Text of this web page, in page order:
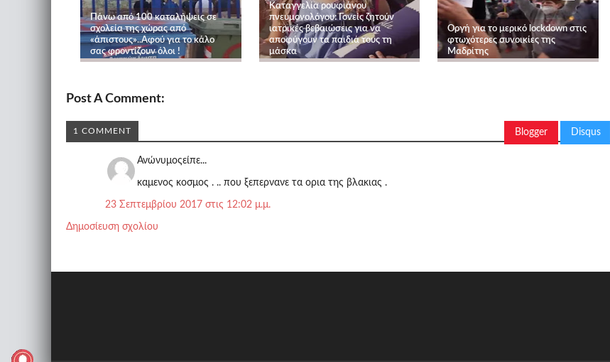
Πάνω από 100 καταλήψεις σε
σχολεία της χώρας από
«άπιστους»..Αφού για το κάλο
σας φροντίζουν όλοι !
Καταγγελία ρουφιάνου
πνευμονολόγου: Γονείς ζητούν
ιατρικές βεβαιώσεις για να
αποφύγουν τα παιδιά τους τη
μάσκα
Οργή για το μερικό lockdown στις
φτωχότερες συνοικίες της
Μαδρίτης
Post A Comment:
Blogger Disqus
1 COMMENT
Ανώνυμοςείπε...
καμενος κοσμος . .. που ξεπερνανε τα ορια της βλακιας .
23 Σεπτεμβρίου 2017 στις 12:02 μ.μ.
Δημοσίευση σχολίου